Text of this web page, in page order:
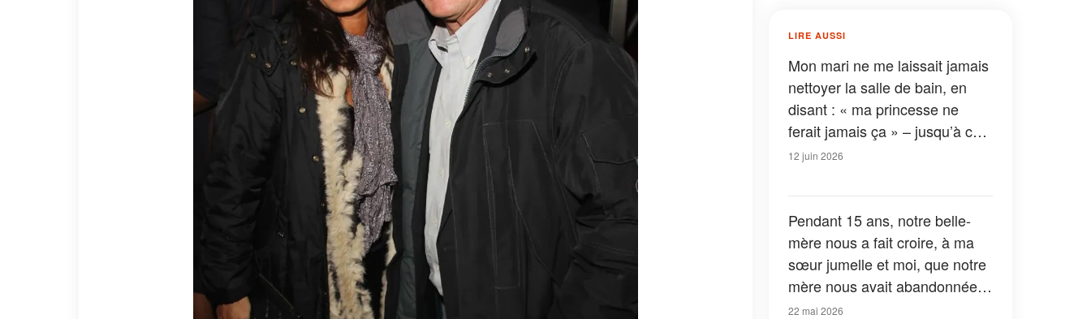
LIRE AUSSI
Mon mari ne me laissait jamais
nettoyer la salle de bain, en
disant : « ma princesse ne
ferait jamais ça » – jusqu’à ce
qu’un tuyau éclate et que je
12 juin 2026
Pendant 15 ans, notre belle-
mère nous a fait croire, à ma
sœur jumelle et moi, que notre
mère nous avait abandonnées
- Jusqu’au jour où j’ai entendu
22 mai 2026